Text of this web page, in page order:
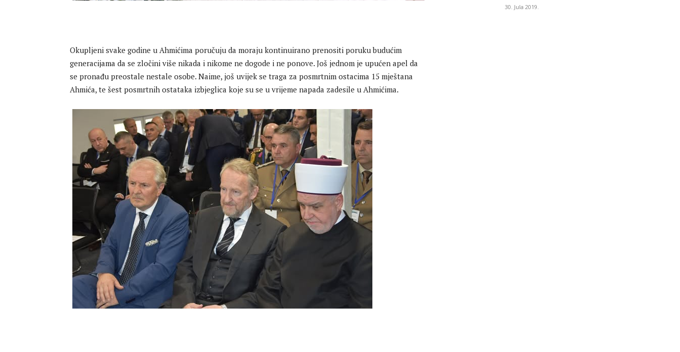
Okupljeni svake godine u Ahmićima poručuju da moraju kontinuirano prenositi poruku budućim
generacijama da se zločini više nikada i nikome ne dogode i ne ponove. Još jednom je upućen apel da
se pronađu preostale nestale osobe. Naime, još uvijek se traga za posmrtnim ostacima 15 mještana
Ahmića, te šest posmrtnih ostataka izbjeglica kojе su se u vrijeme napada zadesile u Ahmićima.
30. Jula 2019.